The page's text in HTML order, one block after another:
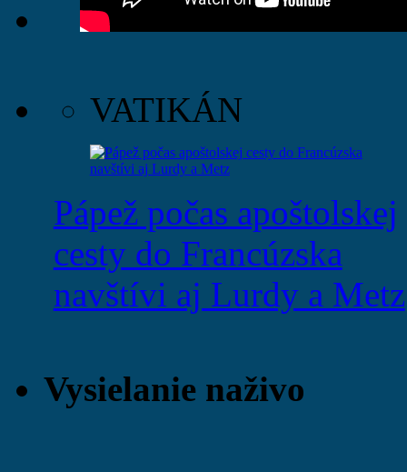
VATIKÁN
Pápež počas apoštolskej
cesty do Francúzska
navštívi aj Lurdy a Metz
Vysielanie naživo